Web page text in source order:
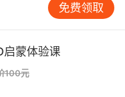
断说“不对，应该是
的对话里自然地用对
went to school
there?” 孩子听到
频繁纠错只会让孩子
，需要一点耐心 有一
免费领取
启蒙体验课
100元